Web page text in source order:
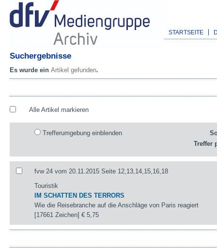
STARTSEITE
Suchergebnisse
Es wurde ein Artikel gefunden.
Alle Artikel markieren
Trefferumgebung einblenden
Treffer
fvw 24 vom 20.11.2015 Seite 12,13,14,15,16,18
Touristik
IM SCHATTEN DES TERRORS
Wie die Reisebranche auf die Anschläge von Paris reagiert
[17661 Zeichen]€ 5,75